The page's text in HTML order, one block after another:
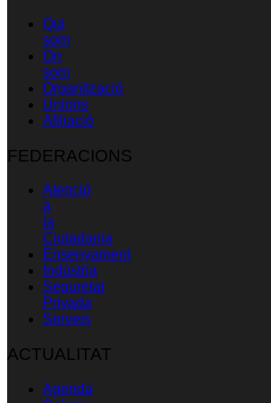
Qui
som
On
som
Organització
Unions
Afiliació
FEDERACIONS
Atenció
a
la
Ciutadania
Ensenyament
Indústria
Seguretat
Privada
Serveis
ACTUALITAT
Agenda